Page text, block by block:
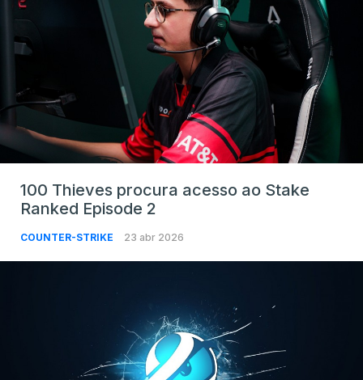
100 Thieves procura acesso ao Stake
Ranked Episode 2
COUNTER-STRIKE 23 abr 2026